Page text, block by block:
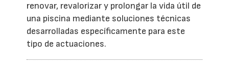
renovar, revalorizar y prolongar la vida útil de
una piscina mediante soluciones técnicas
desarrolladas específicamente para este
tipo de actuaciones.